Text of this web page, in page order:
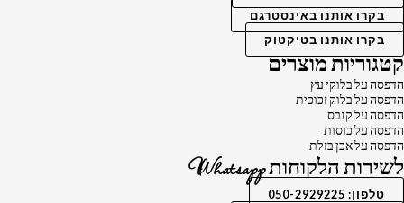
בקרו אותנו באינסטרגם
בקרו אותנו בטיקטוק
קטגוריות מוצרים
הדפסה על בלוקי עץ
הדפסה על בלוק זכוכית
הדפסה על קנבס
הדפסה על כוסות
הדפסה על אבן בזלת
לשירות הלקוחות Whatsapp
טלפון: 050-2929225